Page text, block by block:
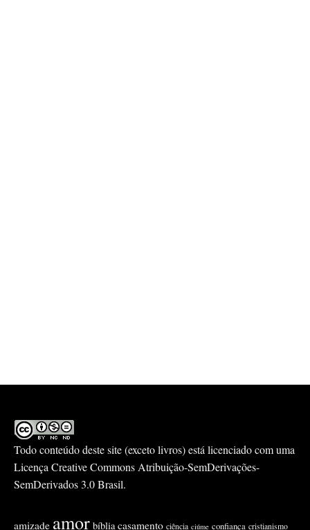
Todo conteúdo deste site (exceto livros) está licenciado com uma
LicençaCreative Commons Atribuição-SemDerivações-
SemDerivados 3.0 Brasil.
amizade amor bíblia casamento ciência ciúme confiança cristianismo